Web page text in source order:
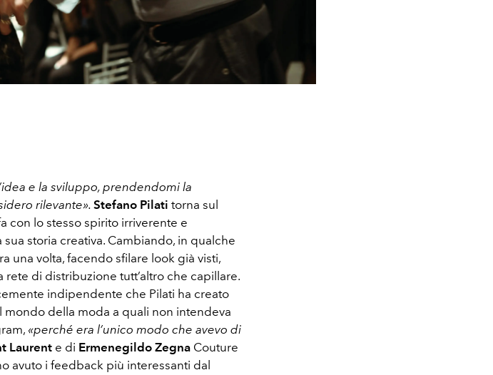
e la sviluppo, prendendomi la
rilevante». Stefano Pilati torna sul
con lo stesso spirito irriverente e
storia creativa. Cambiando, in qualche
una volta, facendo sfilare look già visti,
di distribuzione tutt’altro che capillare.
indipendente che Pilati ha creato
della moda a quali non intendeva
«perché era l’unico modo che avevo di
Laurent e di Ermenegildo Zegna Couture
avuto i feedback più interessanti dal